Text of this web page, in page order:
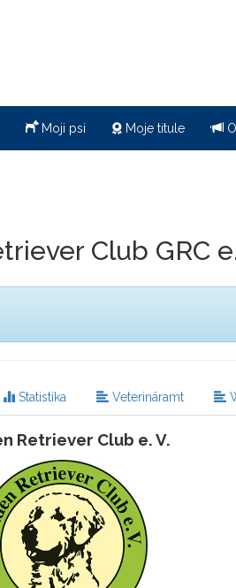
Moji psi Moje titule
Club GRC
Statistika Veterinäramt
Retriever Club e. V.